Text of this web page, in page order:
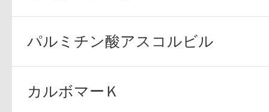
パルミチン酸アスコルビル
カルボマーＫ